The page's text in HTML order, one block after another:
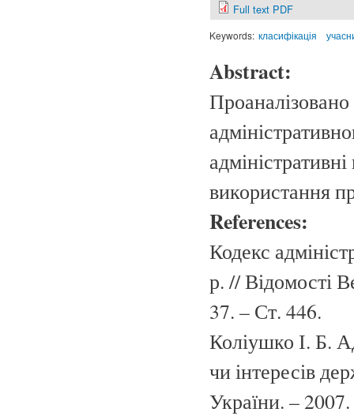
Full text PDF
Keywords: класифікація
Abstract:
Проаналізовано
використання
References:
Кодекс
р. // Відомості
37. – Ст. 446.
Коліушко І. Б.
чи інтересів
України. –